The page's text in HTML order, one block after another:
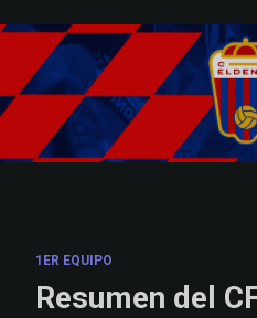
1ER EQUIPO
Resumen del